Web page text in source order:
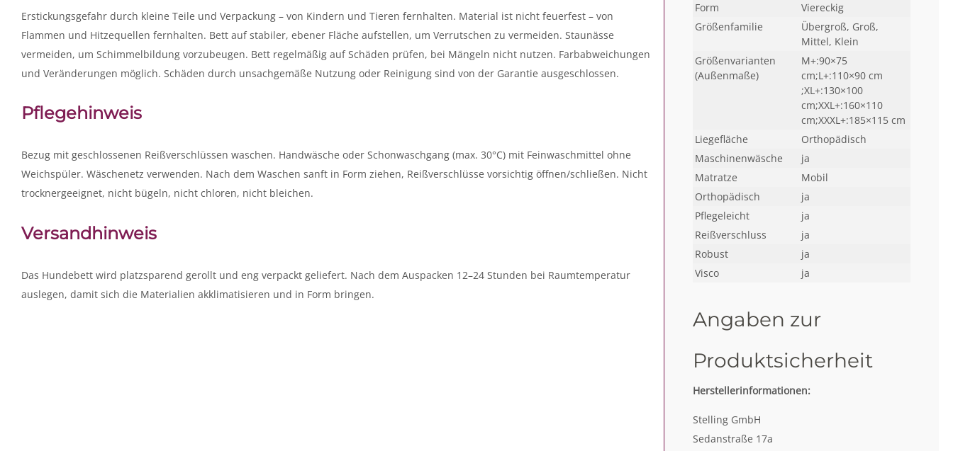
Erstickungsgefahr durch kleine Teile und Verpackung – von Kindern und Tieren fernhalten. Material ist nicht feuerfest – von
Flammen und Hitzequellen fernhalten. Bett auf stabiler, ebener Fläche aufstellen, um Verrutschen zu vermeiden. Staunässe
vermeiden, um Schimmelbildung vorzubeugen. Bett regelmäßig auf Schäden prüfen, bei Mängeln nicht nutzen. Farbabweichungen
und Veränderungen möglich. Schäden durch unsachgemäße Nutzung oder Reinigung sind von der Garantie ausgeschlossen.
Pflegehinweis
Bezug mit geschlossenen Reißverschlüssen waschen. Handwäsche oder Schonwaschgang (max. 30°C) mit Feinwaschmittel ohne
Weichspüler. Wäschenetz verwenden. Nach dem Waschen sanft in Form ziehen, Reißverschlüsse vorsichtig öffnen/schließen. Nicht
trocknergeeignet, nicht bügeln, nicht chloren, nicht bleichen.
Versandhinweis
Das Hundebett wird platzsparend gerollt und eng verpackt geliefert. Nach dem Auspacken 12–24 Stunden bei Raumtemperatur
auslegen, damit sich die Materialien akklimatisieren und in Form bringen.
Form
Viereckig
Größenfamilie
Übergroß, Groß,
Mittel, Klein
Größenvarianten
(Außenmaße)
M+:90×75
cm;L+:110×90 cm
;XL+:130×100
cm;XXL+:160×110
cm;XXXL+:185×115 cm
Liegefläche
Orthopädisch
Maschinenwäsche
ja
Matratze
Mobil
Orthopädisch
ja
Pflegeleicht
ja
Reißverschluss
ja
Robust
ja
Visco
ja
Angaben zur
Produktsicherheit
Herstellerinformationen:
Stelling GmbH
Sedanstraße 17a